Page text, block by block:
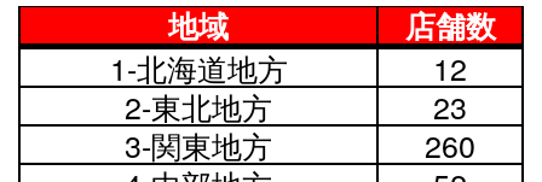
地域
店舗数
地域
店舗数
1-北海道地方
12
2-東北地方
23
3-関東地方
260